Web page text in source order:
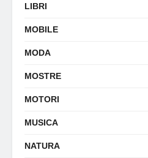
LIBRI
MOBILE
MODA
MOSTRE
MOTORI
MUSICA
NATURA